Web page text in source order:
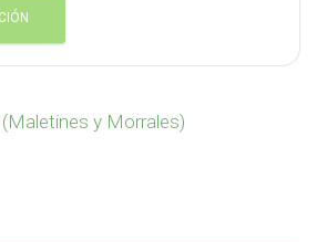
y Morrales)